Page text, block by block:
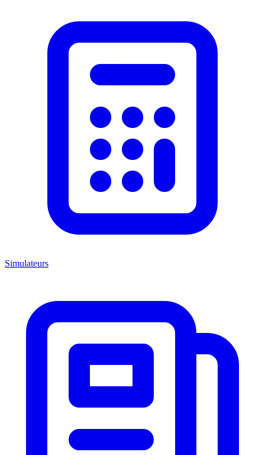
Simulateurs